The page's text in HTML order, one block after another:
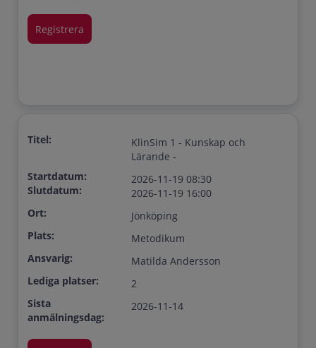
Titel:
KlinSim 1 - Kunskap och
Lärande -
Startdatum:
Slutdatum:
2026-11-19 08:30
2026-11-19 16:00
Ort:
Jönköping
Plats:
Metodikum
Ansvarig:
Matilda Andersson
Lediga platser:
2
Sista
anmälningsdag:
2026-11-14